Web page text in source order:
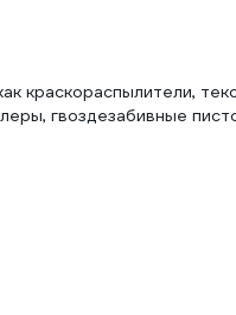
краскораспылители,
гвоздезабивные